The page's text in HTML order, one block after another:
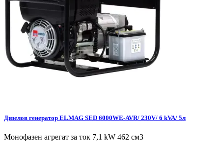
Дизелов генератор ELMAG SED 6000WE-AVR/ 230V/ 6 kVA/ 5л
Монофазен агрегат за ток 7,1 kW 462 см3